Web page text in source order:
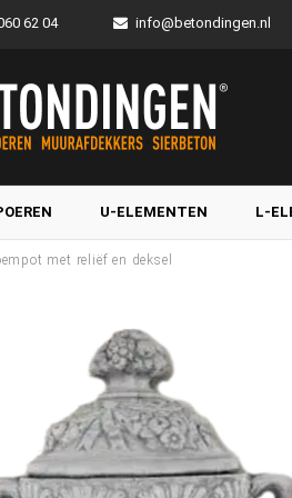
62 04 info@betondingen.nl
U-ELEMENTEN L-
met reliëf en deksel